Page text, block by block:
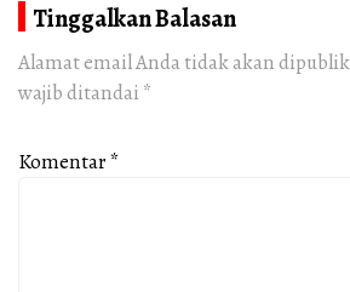
Tinggalkan Balasan
Alamat email Anda tidak akan
wajib ditandai *
Komentar*